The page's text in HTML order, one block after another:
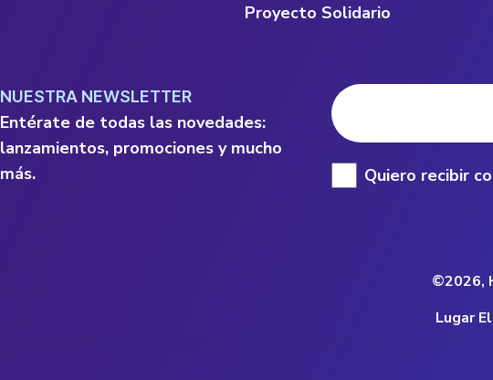
Proyecto Solidario
NUESTRA NEWSLETTER
Entérate de todas las novedades:
lanzamientos, promociones y mucho
más.
Quiero recibir
©2026,
Lugar